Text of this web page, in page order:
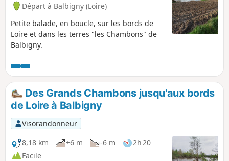
Départ à Balbigny (Loire)
Petite balade, en boucle, sur les bords de
Loire et dans les terres "les Chambons" de
Balbigny.
Des Grands Chambons jusqu'aux bords
de Loire à Balbigny
Visorandonneur
8,18 km
+6 m -6 m
2h 20
Facile